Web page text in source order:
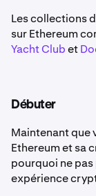
Les collections
sur Ethereum
Yacht Clubet
Débuter
Maintenant que
Ethereum et sa
pourquoi ne pas
expérience